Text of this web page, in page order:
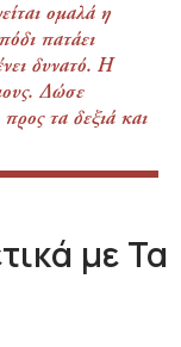
ομαλά η
πατάει
δυνατό. Η
Δώσε
τα δεξιά και
με Τα